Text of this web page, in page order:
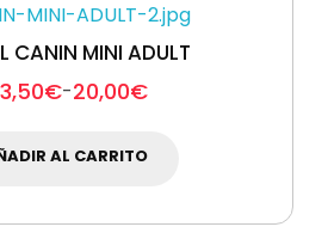
CANIN MINI ADULT
20,00€
-
€
AL CARRITO